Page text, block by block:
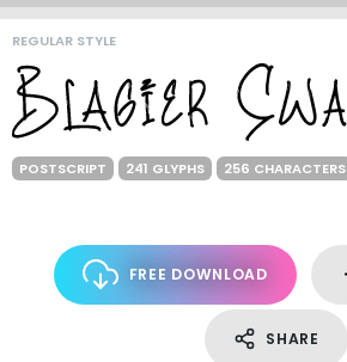
REGULAR STYLE
POSTSCRIPT 241 GLYPHS 256 CHARACTERS
FREE DOWNLOAD
SHARE